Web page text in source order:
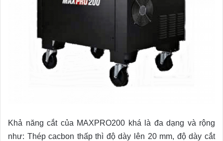
Khả năng cắt của MAXPRO200 khá là đa dạng và rộng
như: Thép cacbon thấp thì độ dày lên 20 mm, độ dày cắt